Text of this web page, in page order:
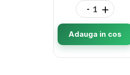
- +
Adauga in cos